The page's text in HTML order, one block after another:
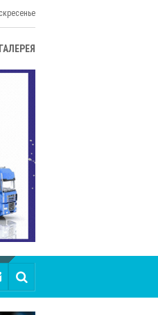
мировые рынки